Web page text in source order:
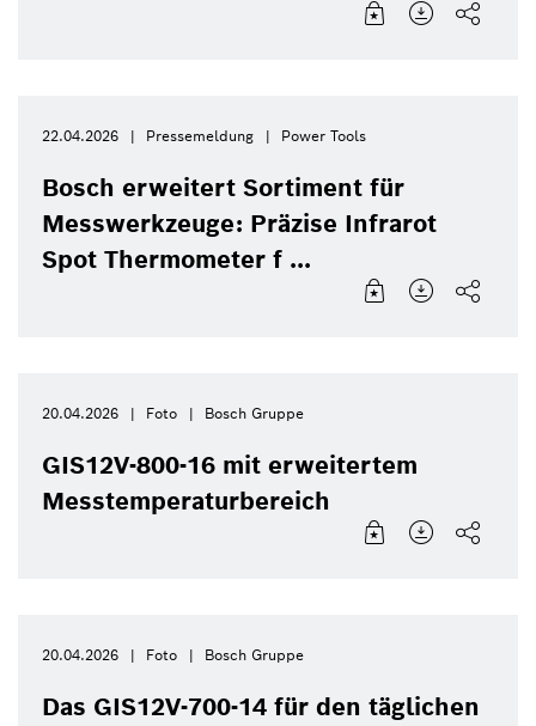
22.04.2026 Pressemeldung Power Tools
Bosch erweitert Sortiment für
Messwerkzeuge: Präzise Infrarot
Spot Thermometer f ...
20.04.2026 Foto Bosch Gruppe
GIS12V-800-16 mit erweitertem
Messtemperaturbereich
20.04.2026 Foto Bosch Gruppe
Das GIS12V-700-14 für den täglichen